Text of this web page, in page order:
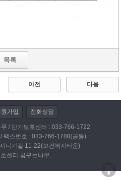
목록
이전 다음
원가입 전화상담
/ 단기보호센터 : 033-766-1722
팩스번호 : 033-766-1788(공통)
니기길 11-22(보건복지타운)
센터 꿈꾸는나무